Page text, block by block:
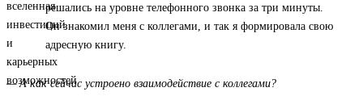
решались на уровне телефонного звонка за три минуты.
Он знакомил меня с коллегами, и так я формировала свою
адресную книгу.
— А как сейчас устроено взаимодействие с коллегами?